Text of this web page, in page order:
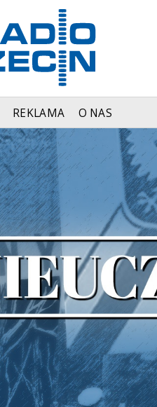
REKLAMA O NAS